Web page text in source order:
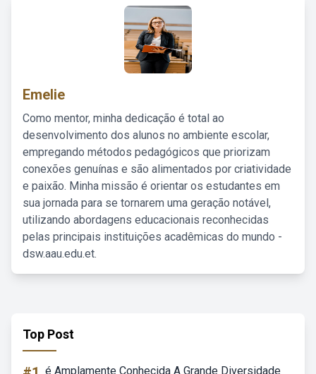
Emelie
Como mentor, minha dedicação é total ao
desenvolvimento dos alunos no ambiente escolar,
empregando métodos pedagógicos que priorizam
conexões genuínas e são alimentados por criatividade
e paixão. Minha missão é orientar os estudantes em
sua jornada para se tornarem uma geração notável,
utilizando abordagens educacionais reconhecidas
pelas principais instituições acadêmicas do mundo -
dsw.aau.edu.et.
Top Post
é Amplamente Conhecida A Grande Diversidade